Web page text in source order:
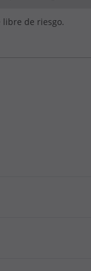
libre de riesgo.